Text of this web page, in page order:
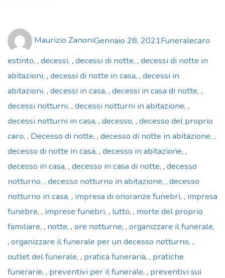
Maurizio Zanonion
Gennaio 28, 2021Funeralecaro
estinto , decessi , decessi di notte , decessi di notte in
abitazioni , decessi di notte in casa , decessi in
abitazioni , decessi in casa , decessi in casa di notte ,
decessi notturni , decessi notturni in abitazione ,
decessi notturni in casa , decesso , decesso del proprio
caro , Decesso di notte , decesso di notte in abitazione ,
decesso di notte in casa , decesso in abitazione ,
decesso in casa , decesso in casa di notte , decesso
notturno , decesso notturno in abitazione , decesso
notturno in casa , impresa di onoranze funebri , impresa
funebre , imprese funebri , lutto , morte del proprio
familiare , notte , ore notturne , organizzare il funerale
, organizzare il funerale per un decesso notturno ,
outlet del funerale , pratica funeraria , pratiche
funerarie , preventivi per il funerale , preventivi sui